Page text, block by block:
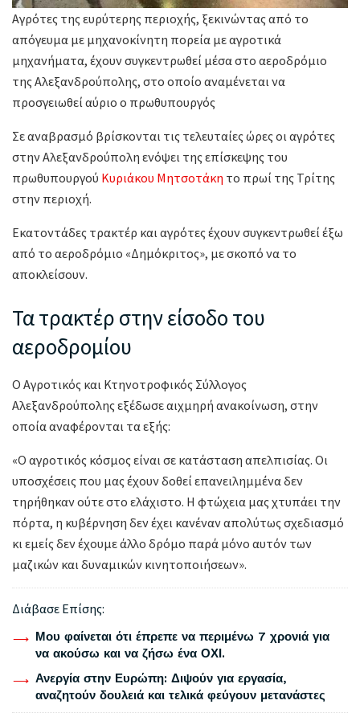
Αγρότες της ευρύτερης περιοχής, ξεκινώντας από το
απόγευμα με μηχανοκίνητη πορεία με αγροτικά
μηχανήματα, έχουν συγκεντρωθεί μέσα στο αεροδρόμιο
της Αλεξανδρούπολης, στο οποίο αναμένεται να
προσγειωθεί αύριο o πρωθυπουργός
Σε αναβρασμό βρίσκονται τις τελευταίες ώρες οι αγρότες
στην Αλεξανδρούπολη ενόψει της επίσκεψης του
πρωθυπουργού Κυριάκου Μητσοτάκη το πρωί της Τρίτης
στην περιοχή.
Εκατοντάδες τρακτέρ και αγρότες έχουν συγκεντρωθεί έξω
από το αεροδρόμιο «Δημόκριτος», με σκοπό να το
αποκλείσουν.
Τα τρακτέρ στην είσοδο του
αεροδρομίου
Ο Αγροτικός και Κτηνοτροφικός Σύλλογος
Αλεξανδρούπολης εξέδωσε αιχμηρή ανακοίνωση, στην
οποία αναφέρονται τα εξής:
«Ο αγροτικός κόσμος είναι σε κατάσταση απελπισίας. Οι
υποσχέσεις που μας έχουν δοθεί επανειλημμένα δεν
τηρήθηκαν ούτε στο ελάχιστο. Η φτώχεια μας χτυπάει την
πόρτα, η κυβέρνηση δεν έχει κανέναν απολύτως σχεδιασμό
κι εμείς δεν έχουμε άλλο δρόμο παρά μόνο αυτόν των
μαζικών και δυναμικών κινητοποιήσεων».
Διάβασε Επίσης:
Μου φαίνεται ότι έπρεπε να περιμένω 7 χρονιά για
να ακούσω και να ζήσω ένα ΟΧΙ.
Ανεργία στην Ευρώπη: Διψούν για εργασία,
αναζητούν δουλειά και τελικά φεύγουν μετανάστες